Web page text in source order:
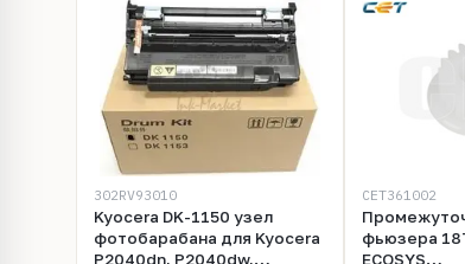
302RV93010
Kyocera DK-1150 узел
фотобарабана для Kyocera
P2040dn, P2040dw,
CET361002
фьюзера
ECOSYS